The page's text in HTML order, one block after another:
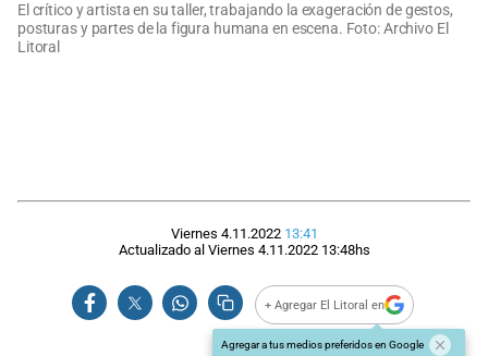
El crítico y artista en su taller, trabajando la exageración de gestos,
posturas y partes de la figura humana en escena. Foto: Archivo El
Litoral
Viernes 4.11.2022 13:41
Actualizado al Viernes 4.11.2022 13:48hs
+ Agregar El Litoral en
Agregar a tus medios preferidos en Google